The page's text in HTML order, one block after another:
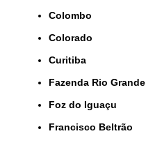
Colombo
Colorado
Curitiba
Fazenda Rio Grande
Foz do Iguaçu
Francisco Beltrão